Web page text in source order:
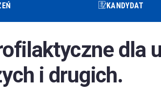
KANDYDAT
dla
i drugich.